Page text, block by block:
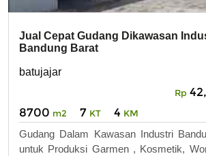
Jual Cepat Gudang Dikawasan
Bandung Barat
batujajar
Rp
8700 m2 7 KT 4 KM
Gudang Dalam Kawasan Industri
untuk Produksi Garmen , Kosmetik,